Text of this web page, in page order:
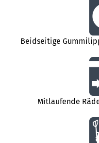
Beidseitige
Mitlaufende